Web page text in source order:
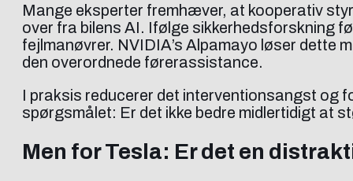
Mange eksperter fremhæver, at kooperativ
over fra bilens AI. Ifølge sikkerhedsforskning
fejlmanøvrer. NVIDIA’s Alpamayo løser dette
den overordnede førerassistance.
I praksis reducerer det interventionsangst og
spørgsmålet: Er det ikke bedre midlertidigt at
Men for Tesla: Er det en